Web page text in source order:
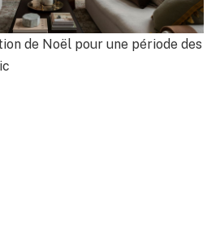
de Noël pour une période des